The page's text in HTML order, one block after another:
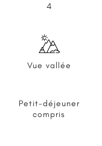
4
Vue vallée
Petit-déjeuner
compris